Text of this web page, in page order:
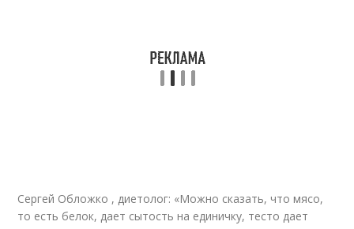
Сергей Обложко , диетолог: «Можно сказать, что мясо,
то есть белок, дает сытость на единичку, тесто дает